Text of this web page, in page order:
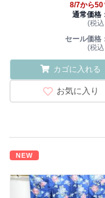
8/7から50
通常価格
(税
セール価格
(税
カゴに入れる
お気に入り
NEW